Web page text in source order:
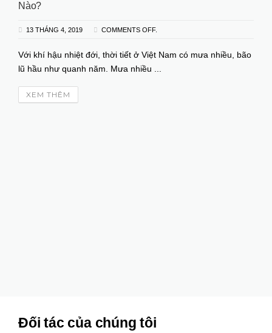
Nào?
13 THÁNG 4, 2019 COMMENTS OFF.
Với khí hậu nhiệt đới, thời tiết ở Việt Nam có mưa nhiều, bão
lũ hầu như quanh năm. Mưa nhiều ...
XEM THÊM
Đối tác của chúng tôi